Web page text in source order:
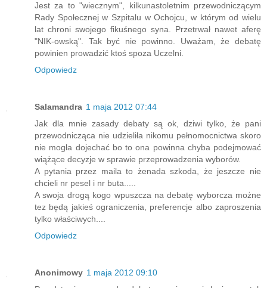
Jest za to "wiecznym", kilkunastoletnim przewodniczącym
Rady Społecznej w Szpitalu w Ochojcu, w którym od wielu
lat chroni swojego fikuśnego syna. Przetrwał nawet aferę
"NIK-owską". Tak być nie powinno. Uważam, że debatę
powinien prowadzić ktoś spoza Uczelni.
Odpowiedz
Salamandra 1 maja 2012 07:44
Jak dla mnie zasady debaty są ok, dziwi tylko, że pani
przewodnicząca nie udzieliła nikomu pełnomocnictwa skoro
nie mogła dojechać bo to ona powinna chyba podejmować
wiążące decyzje w sprawie przeprowadzenia wyborów.
A pytania przez maila to żenada szkoda, że jeszcze nie
chcieli nr pesel i nr buta.....
A swoja drogą kogo wpuszcza na debatę wyborcza możne
tez będą jakieś ograniczenia, preferencje albo zaproszenia
tylko właściwych....
Odpowiedz
Anonimowy 1 maja 2012 09:10